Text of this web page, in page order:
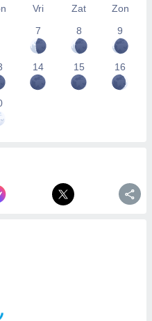
Vri Zat
Zon
7
8 9
14 15 16